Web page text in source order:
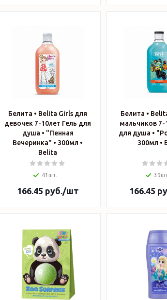
Белита • Belita Girls для
девочек 7-10лет Гель для
душа • "Пенная
Вечеринка" • 300мл •
Belita
41шт.
166.45 руб./шт
Белита •
мальчиков 7-
для душа •
166.45